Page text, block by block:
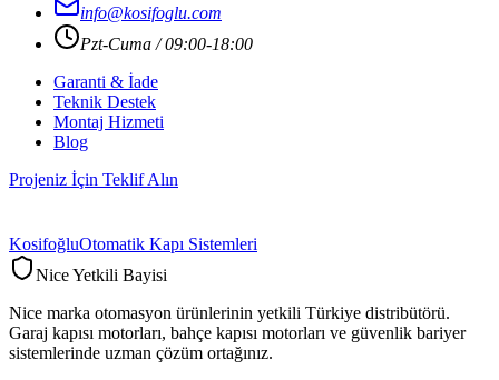
info@kosifoglu.com
Pzt-Cuma / 09:00-18:00
Garanti & İade
Teknik Destek
Montaj Hizmeti
Blog
Projeniz İçin Teklif Alın
KosifoğluOtomatik Kapı Sistemleri
Nice Yetkili Bayisi
Nice marka otomasyon ürünlerinin yetkili Türkiye distribütörü.
Garaj kapısı motorları, bahçe kapısı motorları ve güvenlik bariyer
sistemlerinde uzman çözüm ortağınız.